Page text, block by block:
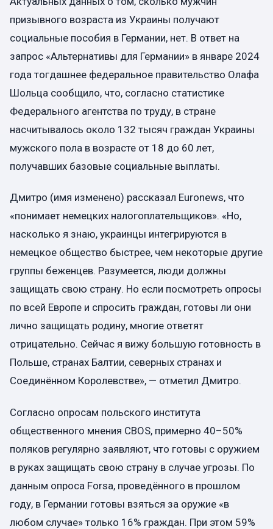
призывного возраста из Украины получают
социальные пособия в Германии, нет. В ответ на
запрос «Альтернативы для Германии» в январе 2024
года тогдашнее федеральное правительство Олафа
Шольца сообщило, что, согласно статистике
Федерального агентства по труду, в стране
насчитывалось около 132 тысяч граждан Украины
мужского пола в возрасте от 18 до 60 лет,
получавших базовые социальные выплаты.
Дмитро (имя изменено) рассказал Euronews, что
«понимает немецких налогоплательщиков». «Но,
насколько я знаю, украинцы интегрируются в
немецкое общество быстрее, чем некоторые другие
группы беженцев. Разумеется, люди должны
защищать свою страну. Но если посмотреть опросы
по всей Европе и спросить граждан, готовы ли они
лично защищать родину, многие ответят
отрицательно. Сейчас я вижу большую готовность в
Польше, странах Балтии, северных странах и
Соединённом Королевстве», — отметил Дмитро.
Согласно опросам польского института
общественного мнения CBOS, примерно 40–50%
поляков регулярно заявляют, что готовы с оружием
в руках защищать свою страну в случае угрозы. По
данным опроса Forsa, проведённого в прошлом
году, в Германии готовы взяться за оружие «в
любом случае» только 16% граждан. При этом 59%